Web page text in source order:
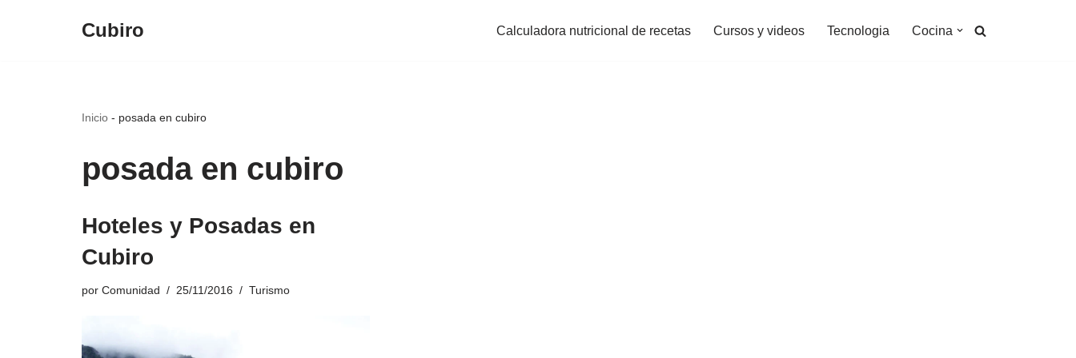
Cubiro Calculadora nutricional de recetas Cursos y videos Tecnologia Cocina
Inicio - posada en cubiro
posada en cubiro
Hoteles y Posadas en
Cubiro
por Comunidad 25/11/2016 Turismo